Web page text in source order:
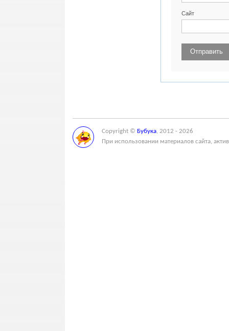
Сайт
Copyright © Бубука, 2012 - 2026
При использовании материалов сайта,